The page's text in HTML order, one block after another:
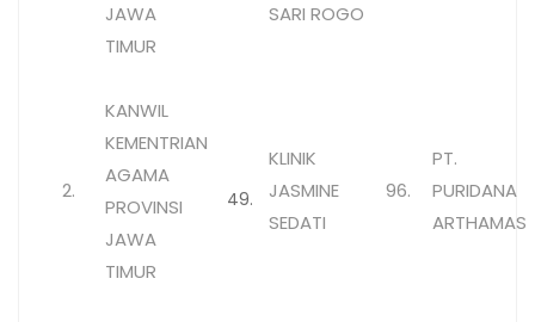
JAWA
TIMUR
SARI ROGO
2.
KANWIL
KEMENTRIAN
AGAMA
PROVINSI
JAWA
TIMUR
49.
KLINIK
JASMINE
SEDATI
96.
PT.
PURIDANA
ARTHAMAS